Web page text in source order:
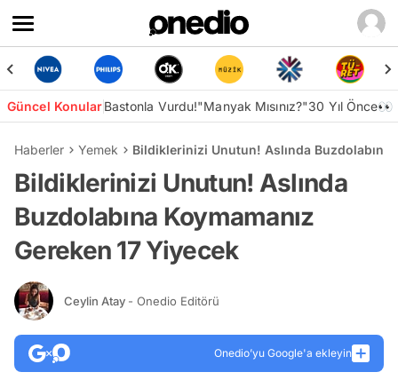
Güncel KonularBastonla Vurdu!"Manyak Mısınız?"30 Yıl Önce👀
Haberler Yemek Bildiklerinizi Unutun! Aslında Buzdolabına
Bildiklerinizi Unutun! Aslında
Buzdolabına Koymamanız
Gereken 17 Yiyecek
Ceylin Atay - Onedio Editörü
Onedio’yu Google'a ekleyin